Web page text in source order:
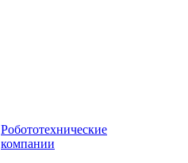
Робототехнические
компании